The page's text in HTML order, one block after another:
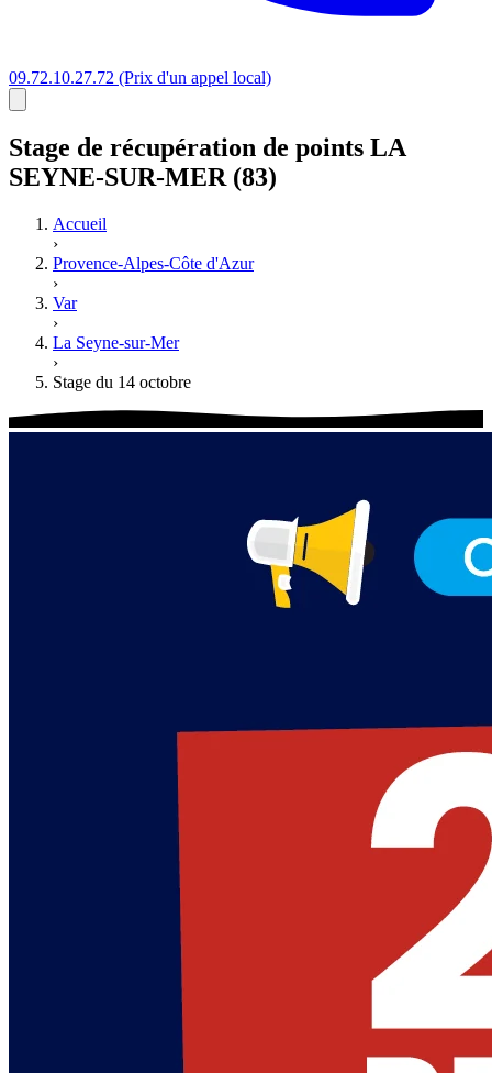
09.72.10.27.72 (Prix d'un appel local)
Stage de récupération de points LA
SEYNE-SUR-MER (83)
Accueil
›
Provence-Alpes-Côte d'Azur
›
Var
›
La Seyne-sur-Mer
›
Stage du 14 octobre